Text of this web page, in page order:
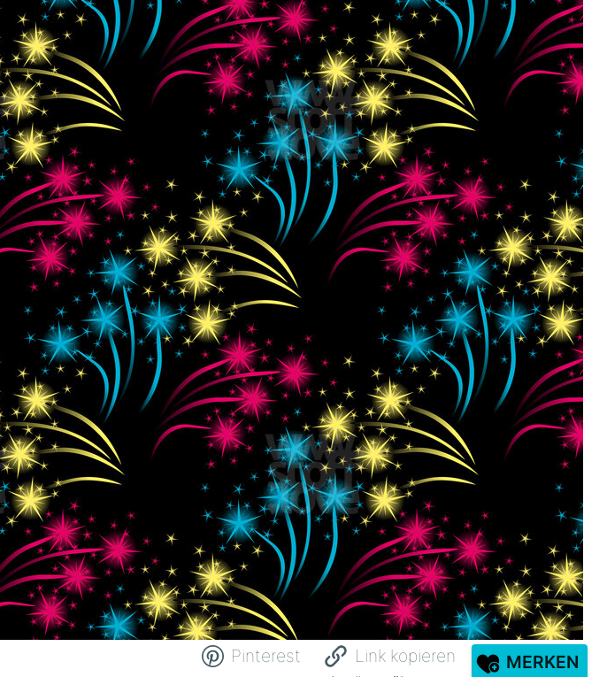
Pinterest Link kopieren MERKEN